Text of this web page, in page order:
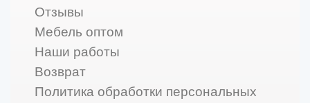
Отзывы
Мебель оптом
Наши работы
Возврат
Политика обработки персональных